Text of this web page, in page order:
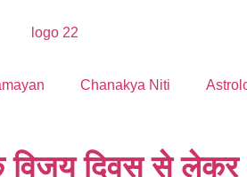
Chanakya Niti
दिवस से लेकर